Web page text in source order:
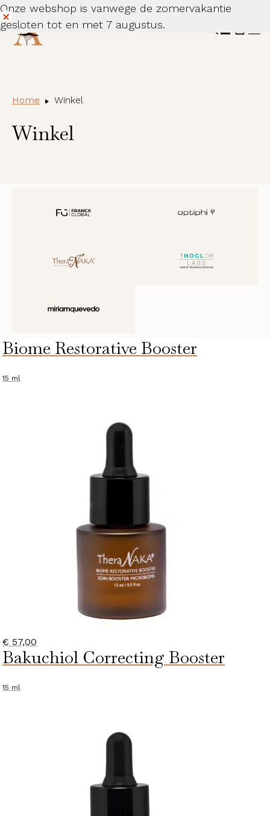
Onze webshop is vanwege de zomervakantie
gesloten tot en met 7 augustus.
Dismiss
Home Winkel
Winkel
Biome Restorative Booster
15 ml
€ 57,00
Bakuchiol Correcting Booster
15 ml